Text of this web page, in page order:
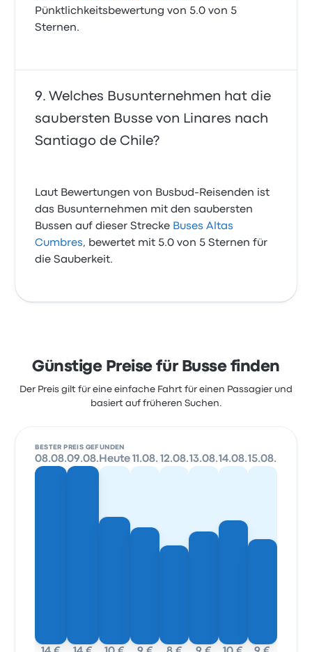
Pünktlichkeitsbewertung von 5.0 von 5
Sternen.
Welches Busunternehmen hat die
saubersten Busse von Linares nach
Santiago de Chile?
Laut Bewertungen von Busbud-Reisenden ist
das Busunternehmen mit den saubersten
Bussen auf dieser Strecke Buses Altas
Cumbres, bewertet mit 5.0 von 5 Sternen für
die Sauberkeit.
Günstige Preise für Busse finden
Der Preis gilt für eine einfache Fahrt für einen Passagier und
basiert auf früheren Suchen.
BESTER PREIS GEFUNDEN
08.08.09.08. Heute 11.08. 12.08.13.08.14.08.15.08.